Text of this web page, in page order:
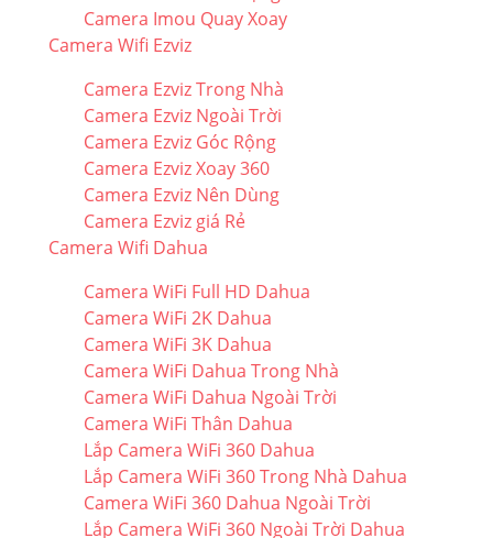
Camera Imou Quay Xoay
Camera Wifi Ezviz
Camera Ezviz Trong Nhà
Camera Ezviz Ngoài Trời
Camera Ezviz Góc Rộng
Camera Ezviz Xoay 360
Camera Ezviz Nên Dùng
Camera Ezviz giá Rẻ
Camera Wifi Dahua
Camera WiFi Full HD Dahua
Camera WiFi 2K Dahua
Camera WiFi 3K Dahua
Camera WiFi Dahua Trong Nhà
Camera WiFi Dahua Ngoài Trời
Camera WiFi Thân Dahua
Lắp Camera WiFi 360 Dahua
Lắp Camera WiFi 360 Trong Nhà Dahua
Camera WiFi 360 Dahua Ngoài Trời
Lắp Camera WiFi 360 Ngoài Trời Dahua